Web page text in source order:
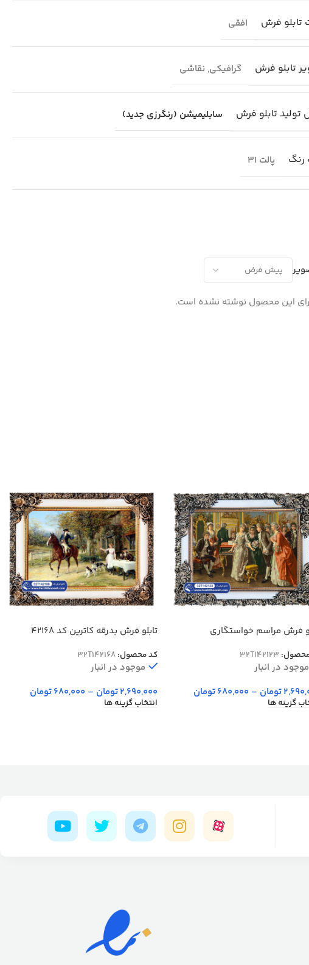
تابلو فرش افقی
تابلو فرش گرافیکی, نقاشی
تابلو فرش سابلیمیشن (رنگرزی جدید)
رنگ پالت 31
این محصول نوشته نشده است.
فرش مراسم خواستگاری
32T142123
موجود در انبار
تومان –
680,000تومان
گزینه ها
تابلو فرش بدرقه کاترین کد 42168
کد محصول:32T142168
موجود در انبار
2,690,000تومان –
680,000تومان
انتخاب گزینه ها